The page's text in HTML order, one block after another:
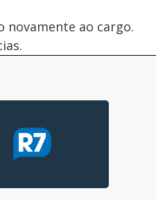
novamente ao cargo.